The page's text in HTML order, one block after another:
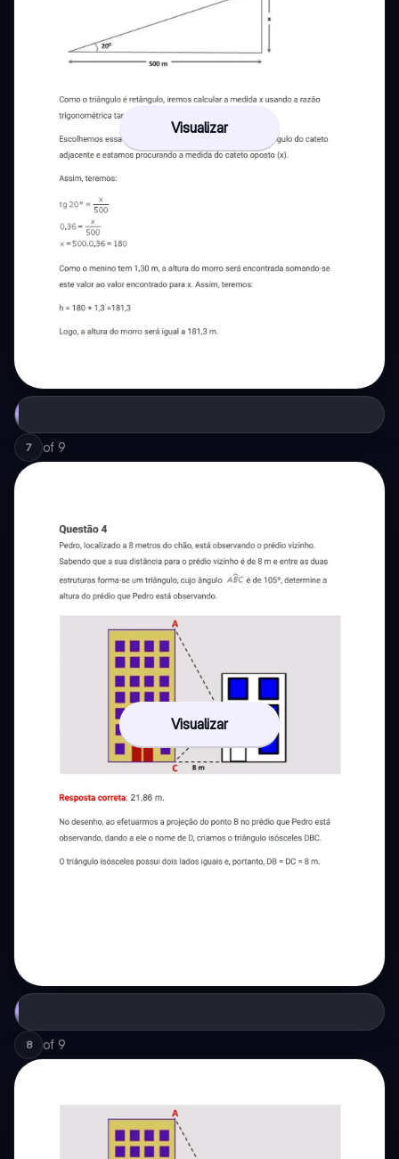
Visualizar
7 of 9
Visualizar
8 of 9